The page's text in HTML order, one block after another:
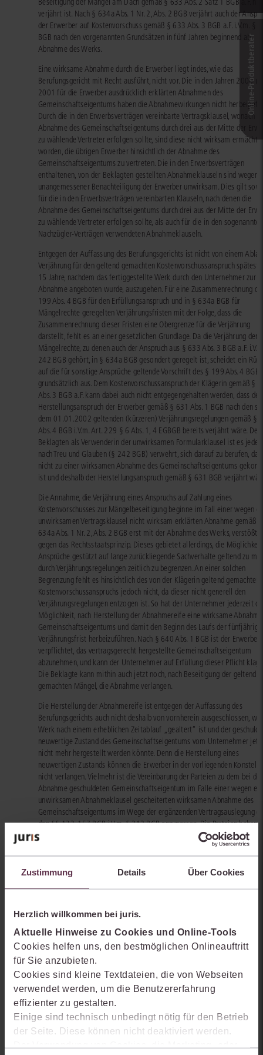
Zustimmung Details Über Cookies
Herzlich willkommen bei juris.
Aktuelle Hinweise zu Cookies und Online-Tools
Cookies helfen uns, den bestmöglichen Onlineauftritt
für Sie anzubieten.
Cookies sind kleine Textdateien, die von Webseiten
verwendet werden, um die Benutzererfahrung
effizienter zu gestalten.
Einige sind technisch unbedingt nötig für den Betrieb
der Seite. Diese können nicht deaktiviert werden.
Der Verwendung von Cookies, die Marketing- oder
verjährt ist. Nach § 634a Abs. 1 Nr. 2, Abs. 2 BGB verjährt auch der
der Erwerber auf Kostenvorschuss gemäß § 633 Abs. 3 BGB a.F. i.V.m. §
BGB nach den vorgenannten Grundsätzen in fünf Jahren beginnend ab
Abnahme des Werks.
Eine wirksame Abnahme durch die Erwerber liegt indes, wie das
Berufungsgericht mit Recht ausführt, nicht vor. Die in den Jahren 2000
2001 für die Erwerber ausdrücklich erklärten Abnahmen des
Gemeinschaftseigentums haben die Abnahmewirkungen nicht
Durch die in den Erwerbsverträgen vereinbarte Vertragsklausel, wonach
Abnahme des Gemeinschaftseigentums durch drei aus der Mitte der
zu wählende Vertreter erfolgen sollte, sind diese nicht wirksam
worden, die übrigen Erwerber hinsichtlich der Abnahme des
Gemeinschaftseigentums zu vertreten. Die in den Erwerbsverträgen
enthaltenen, von der Beklagten gestellten Abnahmeklauseln sind wegen
unangemessener Benachteiligung der Erwerber unwirksam. Dies gilt
für die in den Erwerbsverträgen vereinbarten Klauseln, nach denen die
Abnahme des Gemeinschaftseigentums durch drei aus der Mitte der
zu wählende Vertreter erfolgen sollte, als auch für die in den sogenannten
Nachzügler-Verträgen verwendeten Abnahmeklauseln.
Entgegen der Auffassung des Berufungsgerichts ist nicht von einem
Verjährung für den geltend gemachten Kostenvorschussanspruch
15 Jahre, nachdem das fertiggestellte Werk durch den Unternehmer zur
Abnahme angeboten wurde, auszugehen. Für eine Zusammenrechnung
199 Abs. 4 BGB für den Erfüllungsanspruch und in § 634a BGB für
Mängelrechte geregelten Verjährungsfristen mit der Folge, dass die
Zusammenrechnung dieser Fristen eine Obergrenze für die Verjährung
darstellt, fehlt es an einer gesetzlichen Grundlage. Da die Verjährung der
Mängelrechte, zu denen auch der Anspruch aus § 633 Abs. 3 BGB a.F.
242 BGB gehört, in § 634a BGB gesondert geregelt ist, scheidet ein
auf die für sonstige Ansprüche geltende Vorschrift des § 199 Abs. 4 BGB
grundsätzlich aus. Dem Kostenvorschussanspruch der Klägerin gemäß §
Abs. 3 BGB a.F. kann dabei auch nicht entgegengehalten werden, dass der
Herstellungsanspruch der Erwerber gemäß § 631 Abs. 1 BGB nach den
dem 01.01.2002 geltenden (kürzeren) Verjährungsregelungen gemäß §
Abs. 4 BGB i.V.m. Art. 229 § 6 Abs. 1, 4 EGBGB bereits verjährt wäre.
Beklagten als Verwenderin der unwirksamen Formularklausel ist es
nach Treu und Glauben (§ 242 BGB) verwehrt, sich darauf zu berufen,
nicht zu einer wirksamen Abnahme des Gemeinschaftseigentums
ist und deshalb der Herstellungsanspruch gemäß § 631 BGB verjährt
Die Annahme, die Verjährung eines Anspruchs auf Zahlung eines
Kostenvorschusses zur Mängelbeseitigung beginne im Fall einer wegen
unwirksamen Vertragsklausel nicht wirksam erklärten Abnahme gemäß §
634a Abs. 1 Nr. 2, Abs. 2 BGB erst mit der Abnahme des Werks, verstößt
gegen das Rechtsstaatsprinzip. Dieses gebietet allerdings, die Möglichkeit,
Ansprüche gestützt auf lange zurückliegende Sachverhalte geltend zu
durch Verjährungsregelungen zeitlich zu begrenzen. An einer solchen
Begrenzung fehlt es hinsichtlich des von der Klägerin geltend gemachten
Kostenvorschussanspruchs jedoch nicht, da dieser nicht generell den
Verjährungsregelungen entzogen ist. So hat der Unternehmer jederzeit
Möglichkeit, nach Herstellung der Abnahmereife eine wirksame
Gemeinschaftseigentums und damit den Beginn des Laufs der
Verjährungsfrist herbeizuführen. Nach § 640 Abs. 1 BGB ist der Erwerber
verpflichtet, das vertragsgerecht hergestellte Gemeinschaftseigentum
abzunehmen, und kann der Unternehmer auf Erfüllung dieser Pflicht
Die Beklagte kann mithin auch jetzt noch, nach Beseitigung der geltend
gemachten Mängel, die Abnahme verlangen.
Die Herstellung der Abnahmereife ist entgegen der Auffassung des
Berufungsgerichts auch nicht deshalb von vornherein ausgeschlossen,
Werk nach einem erheblichen Zeitablauf „gealtert“ ist und der
neuwertige Zustand des Gemeinschaftseigentums vom Unternehmer
nicht mehr hergestellt werden könnte. Denn die Herstellung eines
neuwertigen Zustands können die Erwerber in der vorliegenden
nicht verlangen. Vielmehr ist die Vereinbarung der Parteien zu dem bei der
Abnahme geschuldeten Gemeinschaftseigentum im Falle einer wegen
unwirksamen Abnahmeklausel gescheiterten wirksamen Abnahme des
Gemeinschaftseigentums im Wege der ergänzenden Vertragsauslegung
den §§ 133, 157 BGB i.V.m. § 242 BGB anzupassen. Die Parteien haben
Fall, dass die Abnahme wegen der Unwirksamkeit der Klausel scheitert
deshalb noch viele Jahre nach Übergabe des Werks ein Anspruch auf
mangelfreie Herstellung bestehen kann, bei Vertragsschluss nicht
Hierauf beruht die Tatsache, dass das Werk inzwischen durch Zeitablauf
die Vertragsparteien bei angemessener Abwägung ihrer Interessen nach
und Glauben als redliche Vertragspartner vereinbart hätten, wenn sie den
geregelten Fall bedacht hätten. Nach diesen Maßstäben hätten die
redlicherweise vereinbart, dass die durch Zeitablauf und
Nutzung ab der Übergabe des fertiggestellten Werks eingetretenen
und nutzungsbedingten Verschleißerscheinungen im Zeitpunkt der
vorzunehmenden Abnahme der Abnahmereife des
nicht entgegenstehen. Denn die Erwerber haben seinerzeit mit der
des Objekts ein neuwertiges – wenn auch in Teilen mangelbehaftetes –
Gemeinschaftseigentum erhalten und konnten dieses jahrelang wie
vorgesehen nutzen.
Online-Produkt­berater